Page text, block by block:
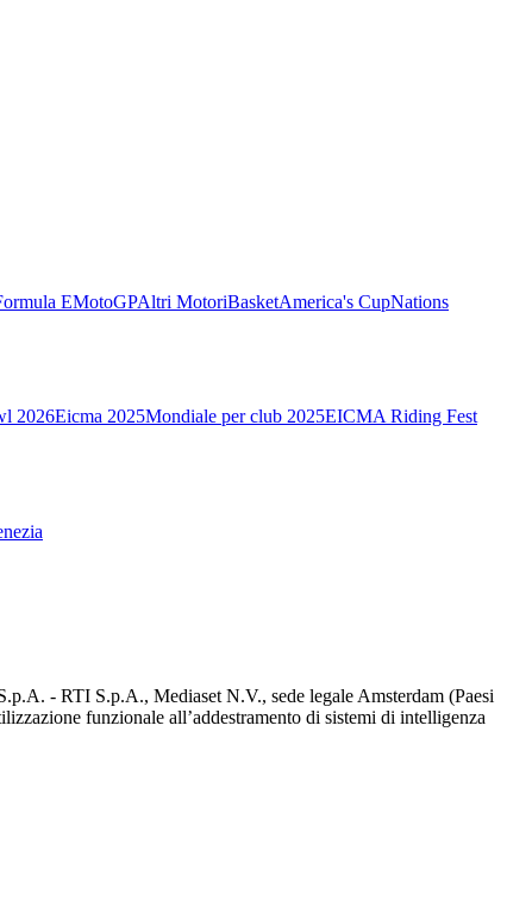
EMotoGPAltri MotoriBasketAmerica's CupNations
2026Eicma 2025Mondiale per club 2025EICMA Riding Fest
- RTI S.p.A., Mediaset N.V., sede legale Amsterdam (Paesi
funzionale all’addestramento di sistemi di intelligenza